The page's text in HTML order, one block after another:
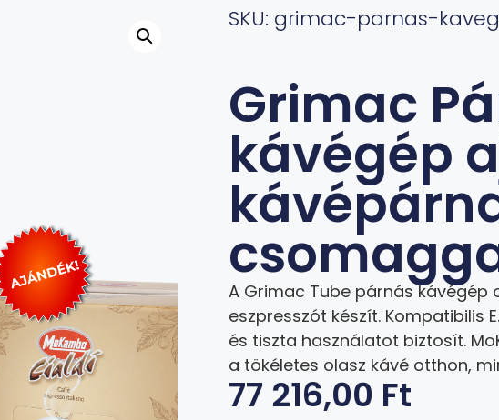
SKU: grimac-parnas-
Grimac
kávégép
A Grimac Tube párnás kávégép
eszpresszót készít. Kompatibilis
és tiszta használatot biztosít.
a tökéletes olasz kávé otthon,
77 216,00 Ft